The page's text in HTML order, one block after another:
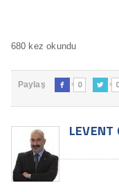
680 kez okundu
Paylaş  0 
LEVENT